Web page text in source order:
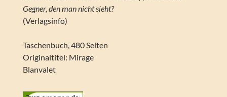
Gegner, den man nicht sieht?
(Verlagsinfo)
Taschenbuch, 480 Seiten
Originaltitel: Mirage
Blanvalet